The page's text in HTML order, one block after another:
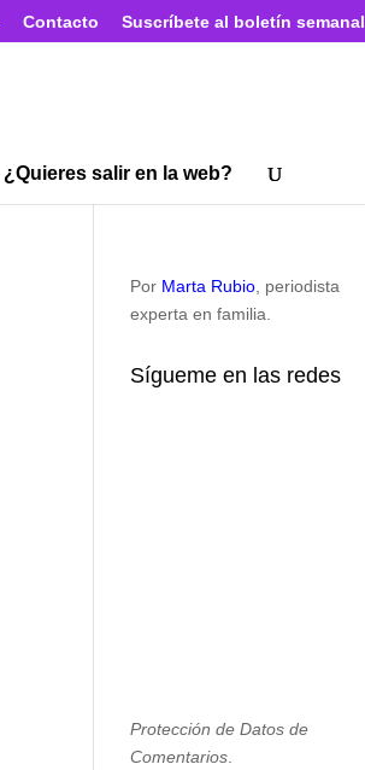
Contacto Suscríbete al boletín semanal
¿Quieres salir en la web?
Por Marta Rubio , periodista
experta en familia.
Sígueme en las redes
Protección de Datos de
Comentarios